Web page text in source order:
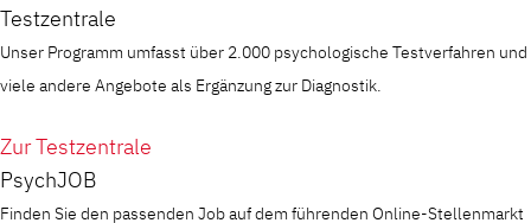
Testzentrale
Unser Programm umfasst über 2.000 psychologische Testverfahren und
viele andere Angebote als Ergänzung zur Diagnostik.
Zur Testzentrale
PsychJOB
Finden Sie den passenden Job auf dem führenden Online-Stellenmarkt